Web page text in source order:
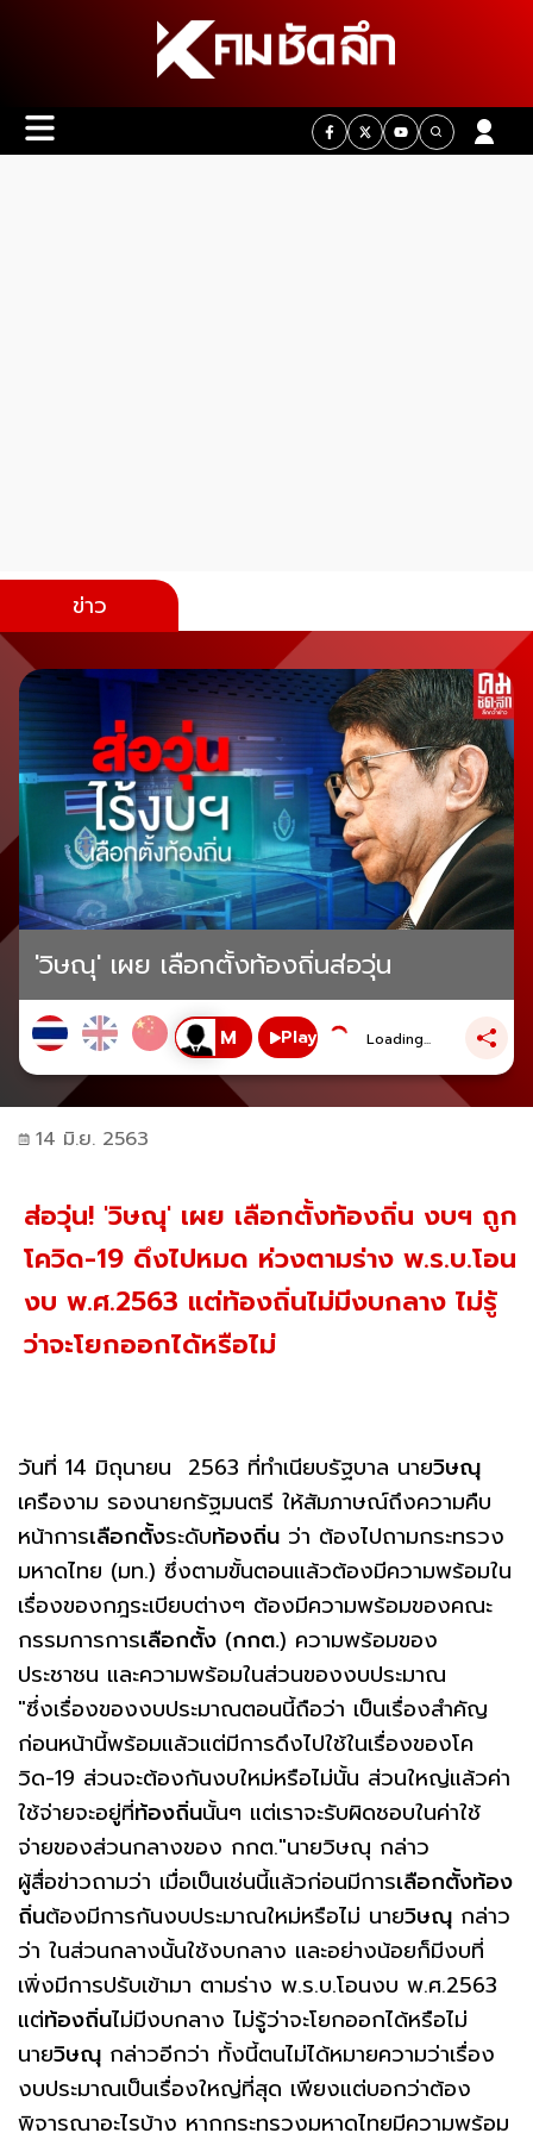
ข่าว
'วิษณุ' เผย เลือกตั้งท้องถิ่นส่อวุ่น
Play Loading...
14 มิ.ย. 2563
ส่อวุ่น! 'วิษณุ' เผย เลือกตั้งท้องถิ่น งบฯ ถูก
โควิด-19 ดึงไปหมด ห่วงตามร่าง พ.ร.บ.โอน
งบ พ.ศ.2563 แต่ท้องถิ่นไม่มีงบกลาง ไม่รู้
ว่าจะโยกออกได้หรือไม่
วันที่ 14 มิถุนายน 2563 ที่ทำเนียบรัฐบาล นายวิษณุ
เครืองาม รองนายกรัฐมนตรี ให้สัมภาษณ์ถึงความคืบ
หน้าการเลือกตั้งระดับท้องถิ่น ว่า ต้องไปถามกระทรวง
มหาดไทย (มท.) ซึ่งตามขั้นตอนแล้วต้องมีความพร้อมใน
เรื่องของกฎระเบียบต่างๆ ต้องมีความพร้อมของคณะ
กรรมการการเลือกตั้ง (กกต.) ความพร้อมของ
ประชาชน และความพร้อมในส่วนของงบประมาณ
"ซึ่งเรื่องของงบประมาณตอนนี้ถือว่า เป็นเรื่องสำคัญ
ก่อนหน้านี้พร้อมแล้วแต่มีการดึงไปใช้ในเรื่องของโค
วิด-19 ส่วนจะต้องกันงบใหม่หรือไม่นั้น ส่วนใหญ่แล้วค่า
ใช้จ่ายจะอยู่ที่ท้องถิ่นนั้นๆ แต่เราจะรับผิดชอบในค่าใช้
จ่ายของส่วนกลางของ กกต."นายวิษณุ กล่าว
ผู้สื่อข่าวถามว่า เมื่อเป็นเช่นนี้แล้วก่อนมีการเลือกตั้งท้อง
ถิ่นต้องมีการกันงบประมาณใหม่หรือไม่ นายวิษณุ กล่าว
ว่า ในส่วนกลางนั้นใช้งบกลาง และอย่างน้อยก็มีงบที่
เพิ่งมีการปรับเข้ามา ตามร่าง พ.ร.บ.โอนงบ พ.ศ.2563
แต่ท้องถิ่นไม่มีงบกลาง ไม่รู้ว่าจะโยกออกได้หรือไม่
นายวิษณุ กล่าวอีกว่า ทั้งนี้ตนไม่ได้หมายความว่าเรื่อง
งบประมาณเป็นเรื่องใหญ่ที่สุด เพียงแต่บอกว่าต้อง
พิจารณาอะไรบ้าง หากกระทรวงมหาดไทยมีความพร้อม